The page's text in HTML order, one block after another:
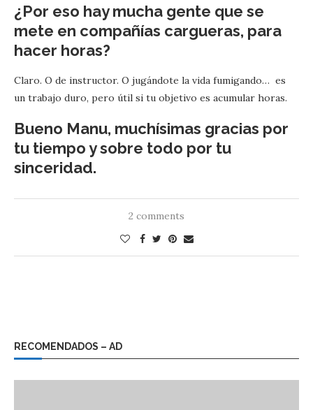
¿Por eso hay mucha gente que se
mete en compañías cargueras, para
hacer horas?
Claro. O de instructor. O jugándote la vida fumigando… es
un trabajo duro, pero útil si tu objetivo es acumular horas.
Bueno Manu, muchísimas gracias por
tu tiempo y sobre todo por tu
sinceridad.
2 comments
RECOMENDADOS – AD